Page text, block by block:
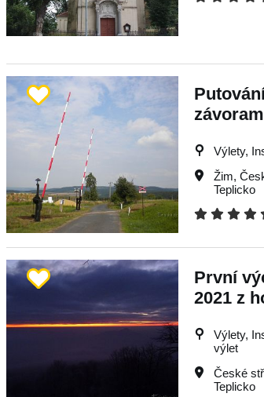
Výlety,
Žim,
Teplicko
První
2021 z
Výlety,
výlet
České
Teplicko